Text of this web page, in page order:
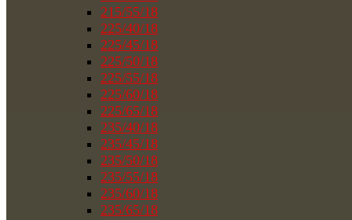
215/55/18
225/40/18
225/45/18
225/50/18
225/55/18
225/60/18
225/65/18
235/40/18
235/45/18
235/50/18
235/55/18
235/60/18
235/65/18